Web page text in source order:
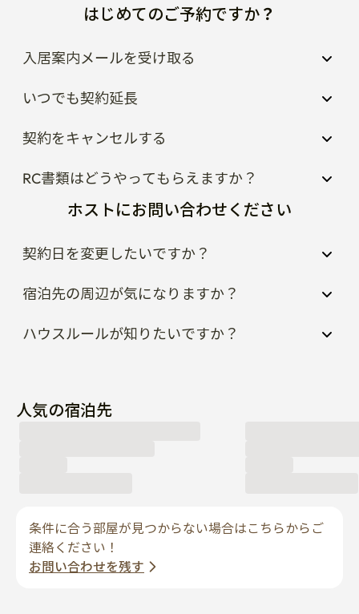
はじめてのご予約ですか？
入居案内メールを受け取る
いつでも契約延長
契約をキャンセルする
RC書類はどうやってもらえますか？
ホストにお問い合わせください
契約日を変更したいですか？
宿泊先の周辺が気になりますか？
ハウスルールが知りたいですか？
人気の宿泊先
条件に合う部屋が見つからない場合はこちらからご
連絡ください！
お問い合わせを残す